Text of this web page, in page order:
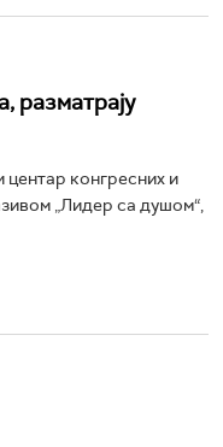
разматрају
центар конгресних и
„Лидер са душом“,